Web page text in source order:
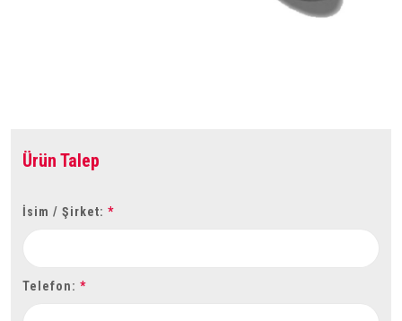
Ürün Talep
İsim / Şirket: *
Telefon: *